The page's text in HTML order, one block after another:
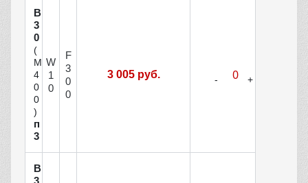
В
3
0
(
М
4
0
0
)
п
3
W
1
0
F
3
0
0
3 005 руб.
В